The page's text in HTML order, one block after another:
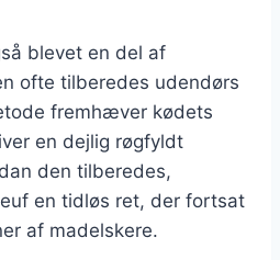
blevet en del af
ofte tilberedes udendørs
fremhæver kødets
en dejlig røgfyldt
den tilberedes,
en tidløs ret, der fortsat
af madelskere.